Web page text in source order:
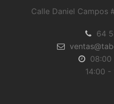
Calle Daniel Campos
64
08:00
14:00 -